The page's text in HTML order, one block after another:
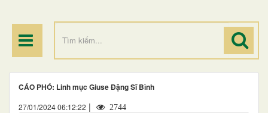
CÁO PHÓ: Linh mục Giuse Đặng Sĩ Bình
27/01/2024 06:12:22 | 2744